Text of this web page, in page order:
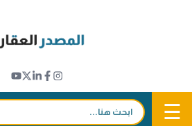
☰ بحث:
باستخدامكم لهذا الموقع، فإنكم